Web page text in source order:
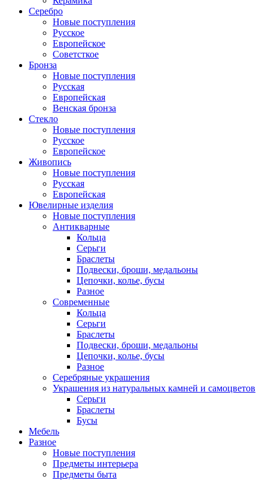
Серебро
Новые поступления
Русское
Европейское
Советсткое
Бронза
Новые поступления
Русская
Европейская
Венская бронза
Стекло
Новые поступления
Русское
Европейское
Живопись
Новые поступления
Русская
Европейская
Ювелирные изделия
Новые поступления
Антикварные
Кольца
Серьги
Браслеты
Подвески, броши, медальоны
Цепочки, колье, бусы
Разное
Современные
Кольца
Серьги
Браслеты
Подвески, броши, медальоны
Цепочки, колье, бусы
Разное
Серебряные украшения
Украшения из натуральных камней и самоцветов
Серьги
Браслеты
Бусы
Мебель
Разное
Новые поступления
Предметы интерьера
Предметы быта